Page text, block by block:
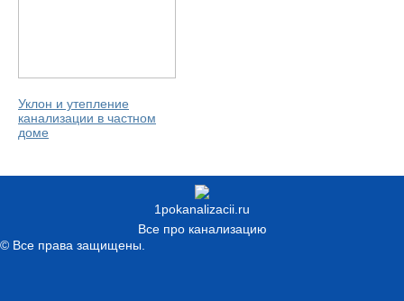
Уклон и утепление
канализации в частном
доме
1pokanalizacii.ru
Все про канализацию
© Все права защищены.